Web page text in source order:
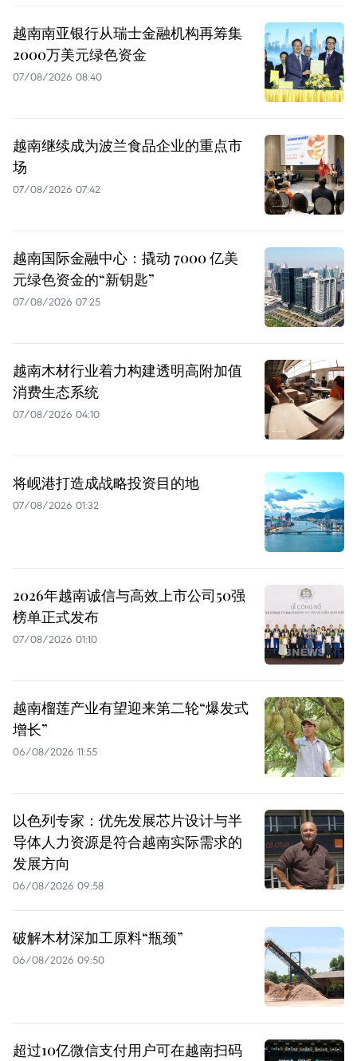
越南南亚银行从瑞士金融机构再筹集
2000万美元绿色资金
07/08/2026 08:40
越南继续成为波兰食品企业的重点市
场
07/08/2026 07:42
越南国际金融中心：撬动 7000 亿美
元绿色资金的“新钥匙”
07/08/2026 07:25
越南木材行业着力构建透明高附加值
消费生态系统
07/08/2026 04:10
将岘港打造成战略投资目的地
07/08/2026 01:32
2026年越南诚信与高效上市公司50强
榜单正式发布
07/08/2026 01:10
越南榴莲产业有望迎来第二轮“爆发式
增长”
06/08/2026 11:55
以色列专家：优先发展芯片设计与半
导体人力资源是符合越南实际需求的
发展方向
06/08/2026 09:58
破解木材深加工原料“瓶颈”
06/08/2026 09:50
超过10亿微信支付用户可在越南扫码